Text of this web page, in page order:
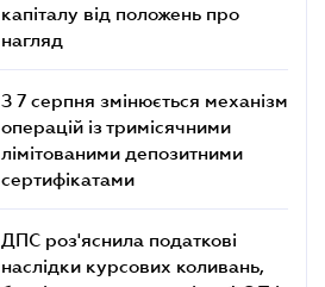
капіталу від положень про
нагляд
З 7 серпня змінюється механізм
операцій із тримісячними
лімітованими депозитними
сертифікатами
ДПС роз'яснила податкові
наслідки курсових коливань,